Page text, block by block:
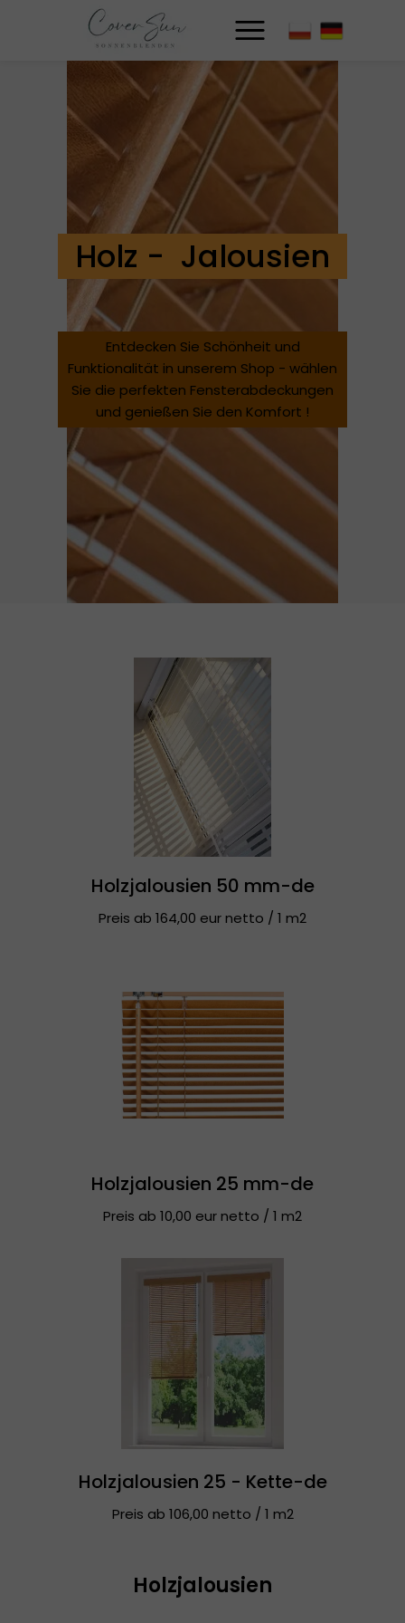
Holz - Jalousien
Entdecken Sie Schönheit und
Funktionalität in unserem Shop - wählen
Sie die perfekten Fensterabdeckungen
und genießen Sie den Komfort !
Holzjalousien
Holzjalousien 50 mm-de
Preis ab 164,00 eur netto / 1 m2
Holzjalousien 25 mm-de
Preis ab 10,00 eur netto / 1 m2
Holzjalousien 25 - Kette-de
Preis ab 106,00 netto / 1 m2